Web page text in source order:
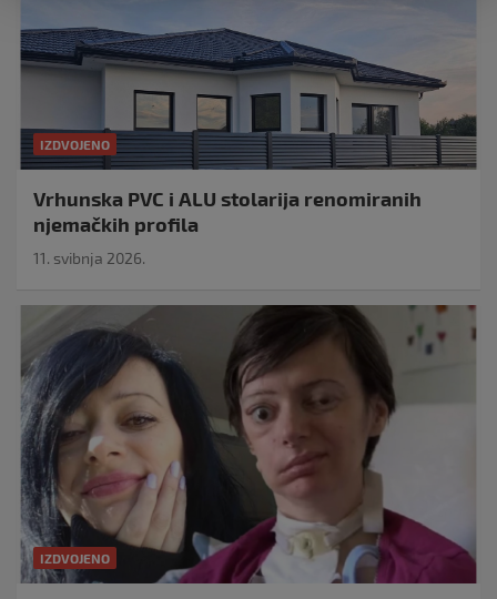
IZDVOJENO
Vrhunska PVC i ALU stolarija renomiranih
njemačkih profila
11. svibnja 2026.
IZDVOJENO